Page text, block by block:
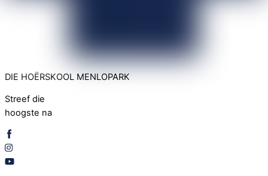
DIE HOËRSKOOL MENLOPARK
Streef die
hoogste na